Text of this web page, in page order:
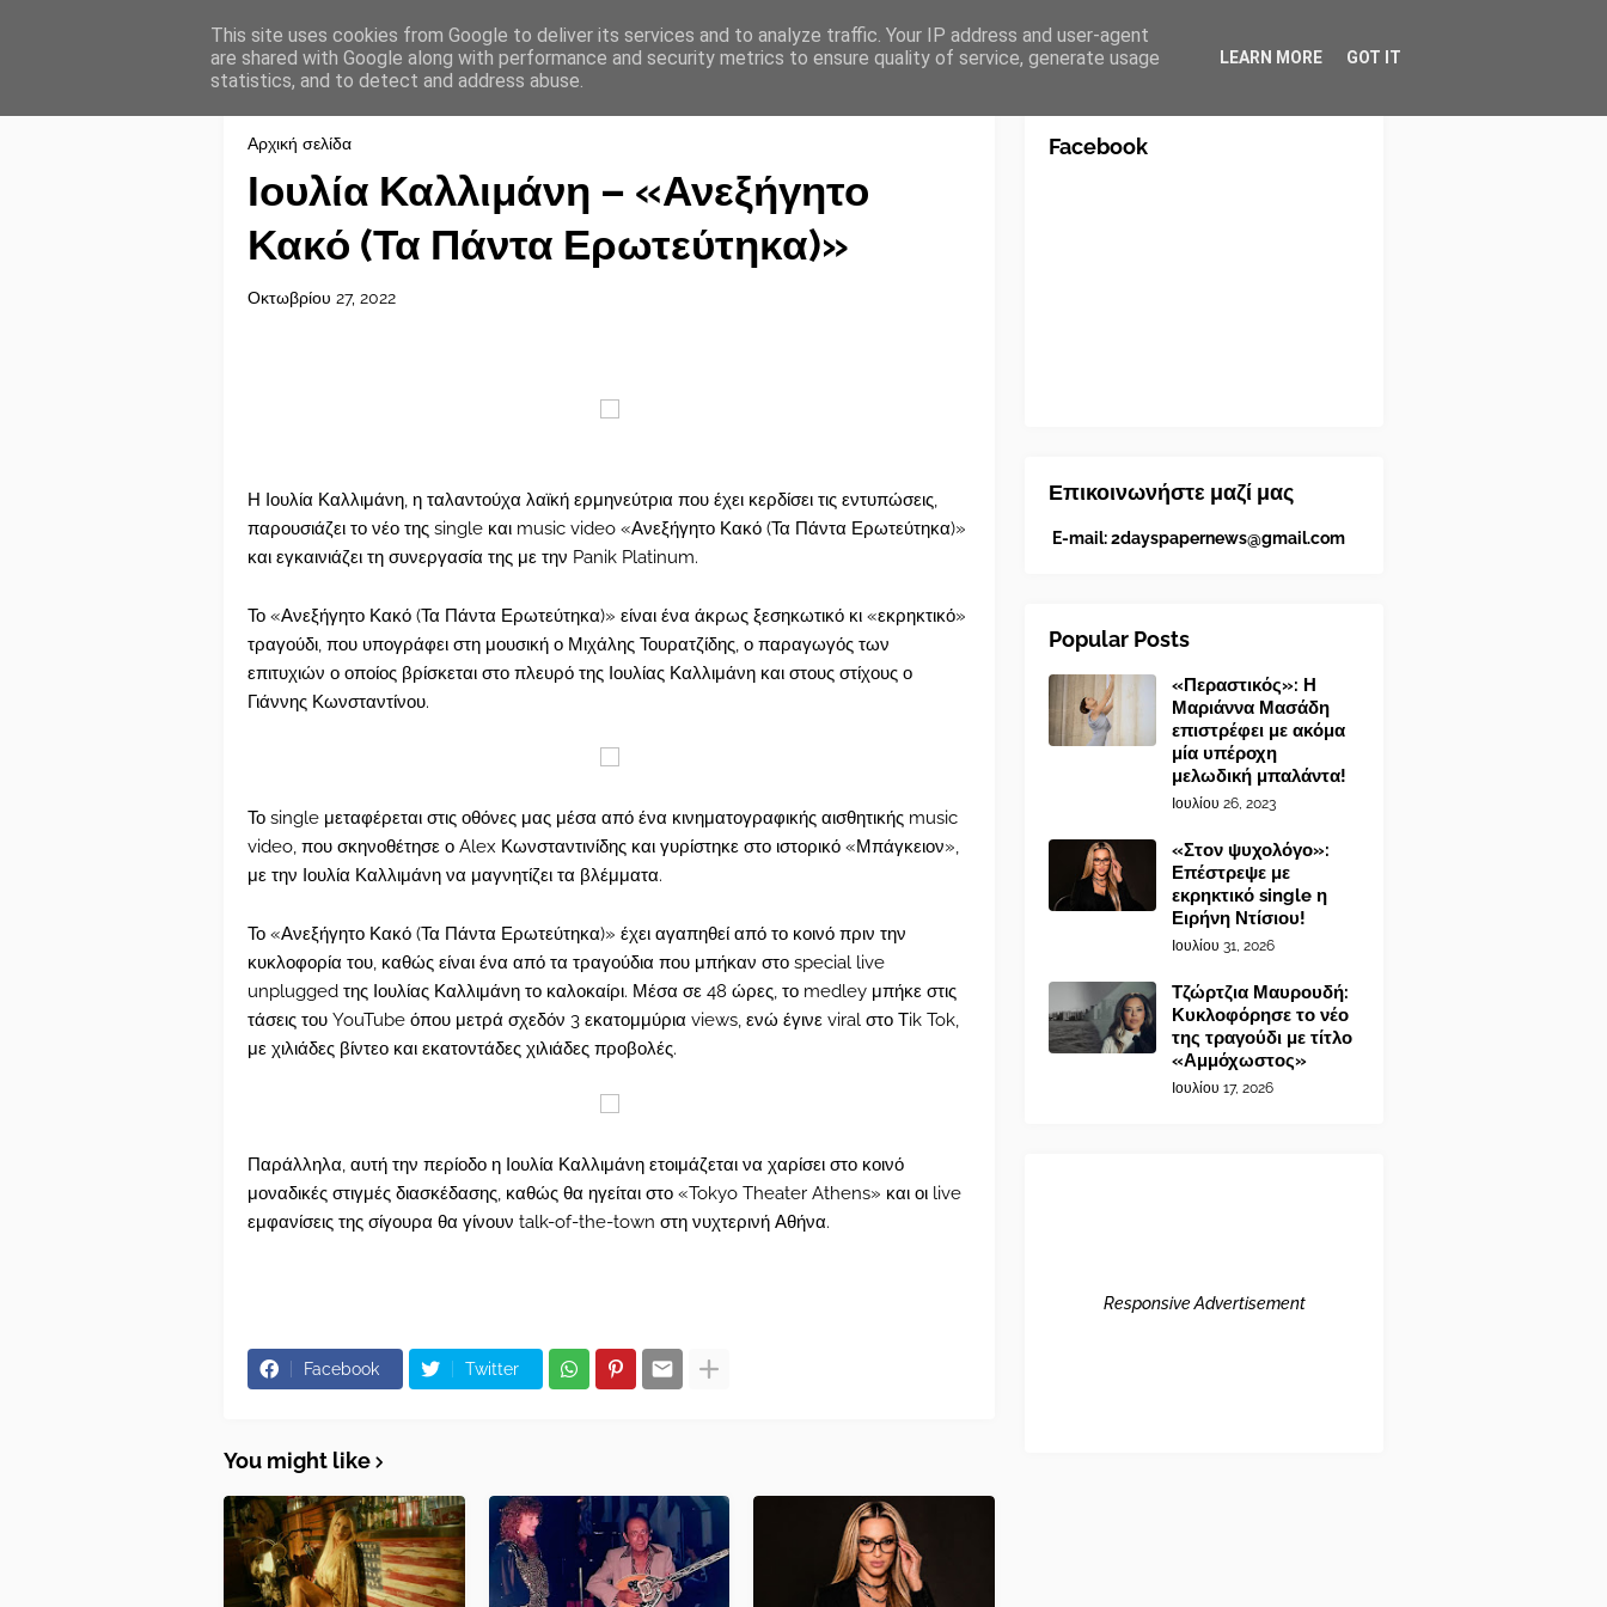
Αρχική σελίδα
Ιουλία Καλλιμάνη – «Ανεξήγητο
Κακό (Τα Πάντα Ερωτεύτηκα)»
Οκτωβρίου 27, 2022
Η Ιουλία Καλλιμάνη, η ταλαντούχα λαϊκή ερμηνεύτρια που έχει κερδίσει τις εντυπώσεις,
παρουσιάζει το νέο της single και music video «Ανεξήγητο Κακό (Τα Πάντα Ερωτεύτηκα)»
και εγκαινιάζει τη συνεργασία της με την Panik Platinum.
Το «Ανεξήγητο Κακό (Τα Πάντα Ερωτεύτηκα)» είναι ένα άκρως ξεσηκωτικό κι «εκρηκτικό»
τραγούδι, που υπογράφει στη μουσική ο Μιχάλης Τουρατζίδης, ο παραγωγός των
επιτυχιών ο οποίος βρίσκεται στο πλευρό της Ιουλίας Καλλιμάνη και στους στίχους ο
Γιάννης Κωνσταντίνου.
Το single μεταφέρεται στις οθόνες μας μέσα από ένα κινηματογραφικής αισθητικής music
video, που σκηνοθέτησε ο Alex Κωνσταντινίδης και γυρίστηκε στο ιστορικό «Μπάγκειον»,
με την Ιουλία Καλλιμάνη να μαγνητίζει τα βλέμματα.
Το «Ανεξήγητο Κακό (Τα Πάντα Ερωτεύτηκα)» έχει αγαπηθεί από το κοινό πριν την
κυκλοφορία του, καθώς είναι ένα από τα τραγούδια που μπήκαν στο special live
unplugged της Ιουλίας Καλλιμάνη το καλοκαίρι. Μέσα σε 48 ώρες, το medley μπήκε στις
τάσεις του YouTube όπου μετρά σχεδόν 3 εκατομμύρια views, ενώ έγινε viral στο Τik Tok,
με χιλιάδες βίντεο και εκατοντάδες χιλιάδες προβολές.
Παράλληλα, αυτή την περίοδο η Ιουλία Καλλιμάνη ετοιμάζεται να χαρίσει στο κοινό
μοναδικές στιγμές διασκέδασης, καθώς θα ηγείται στο «Tokyo Theater Athens» και οι live
εμφανίσεις της σίγουρα θα γίνουν talk-of-the-town στη νυχτερινή Αθήνα.
Facebook Twitter
You might like
Facebook
Επικοινωνήστε μαζί μας
E-mail:2dayspapernews@gmail.com
Popular Posts
«Περαστικός»: Η
Μαριάννα Μασάδη
επιστρέφει με ακόμα
μία υπέροχη
μελωδική μπαλάντα!
Ιουλίου 26, 2023
«Στον ψυχολόγο»:
Επέστρεψε με
εκρηκτικό single η
Ειρήνη Ντίσιου!
Ιουλίου 31, 2026
Τζώρτζια Μαυρουδή:
Κυκλοφόρησε το νέο
της τραγούδι με τίτλο
«Αμμόχωστος»
Ιουλίου 17, 2026
Responsive Advertisement
This site uses cookies from Google to deliver its services and to analyze traffic. Your IP address and user-agent
are shared with Google along with performance and security metrics to ensure quality of service, generate usage
statistics, and to detect and address abuse.
LEARN MORE GOT IT